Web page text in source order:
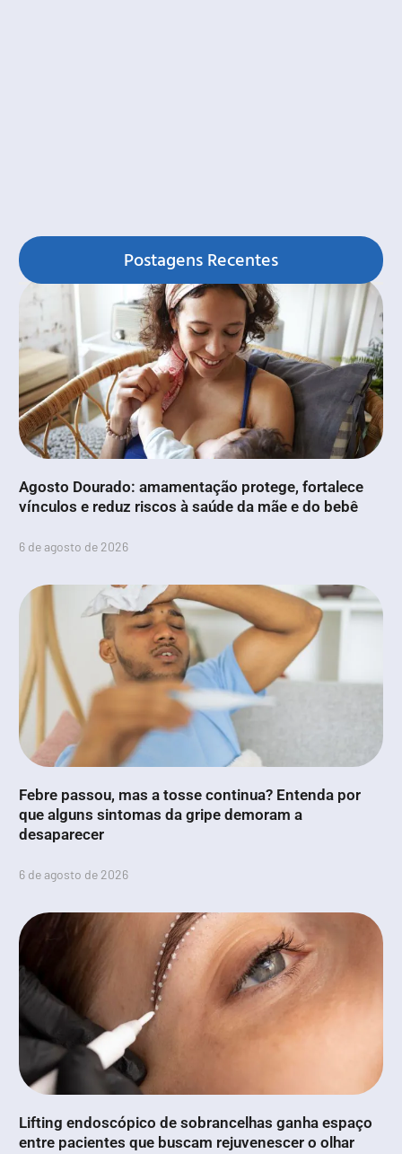
Postagens Recentes
Agosto Dourado: amamentação protege, fortalece
vínculos e reduz riscos à saúde da mãe e do bebê
6 de agosto de 2026
Febre passou, mas a tosse continua? Entenda por
que alguns sintomas da gripe demoram a
desaparecer
6 de agosto de 2026
Lifting endoscópico de sobrancelhas ganha espaço
entre pacientes que buscam rejuvenescer o olhar